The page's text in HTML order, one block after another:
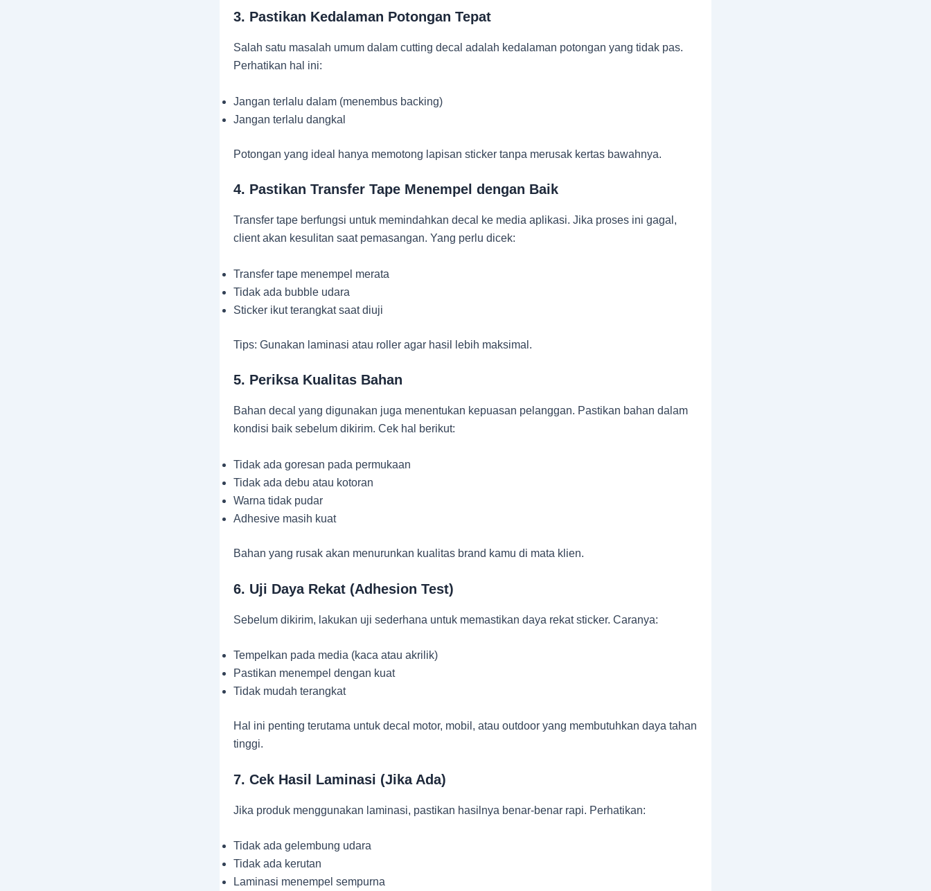
3. Pastikan Kedalaman Potongan Tepat
Salah satu masalah umum dalam cutting decal adalah kedalaman potongan yang tidak pas.
Perhatikan hal ini:
Jangan terlalu dalam (menembus backing)
Jangan terlalu dangkal
Potongan yang ideal hanya memotong lapisan sticker tanpa merusak kertas bawahnya.
4. Pastikan Transfer Tape Menempel dengan Baik
Transfer tape berfungsi untuk memindahkan decal ke media aplikasi. Jika proses ini gagal,
client akan kesulitan saat pemasangan. Yang perlu dicek:
Transfer tape menempel merata
Tidak ada bubble udara
Sticker ikut terangkat saat diuji
Tips: Gunakan laminasi atau roller agar hasil lebih maksimal.
5. Periksa Kualitas Bahan
Bahan decal yang digunakan juga menentukan kepuasan pelanggan. Pastikan bahan dalam
kondisi baik sebelum dikirim. Cek hal berikut:
Tidak ada goresan pada permukaan
Tidak ada debu atau kotoran
Warna tidak pudar
Adhesive masih kuat
Bahan yang rusak akan menurunkan kualitas brand kamu di mata klien.
6. Uji Daya Rekat (Adhesion Test)
Sebelum dikirim, lakukan uji sederhana untuk memastikan daya rekat sticker. Caranya:
Tempelkan pada media (kaca atau akrilik)
Pastikan menempel dengan kuat
Tidak mudah terangkat
Hal ini penting terutama untuk decal motor, mobil, atau outdoor yang membutuhkan daya tahan
tinggi.
7. Cek Hasil Laminasi (Jika Ada)
Jika produk menggunakan laminasi, pastikan hasilnya benar-benar rapi. Perhatikan:
Tidak ada gelembung udara
Tidak ada kerutan
Laminasi menempel sempurna